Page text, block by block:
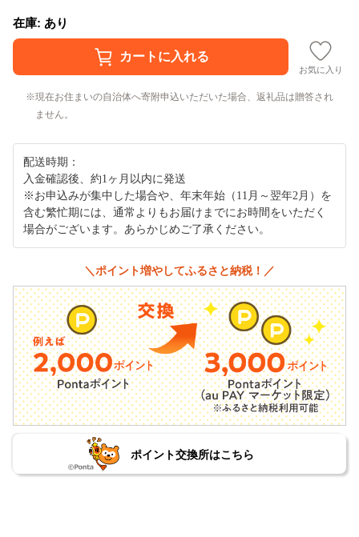
在庫: あり
お気に入り
現在お住まいの自治体へ寄附申込いただいた場合、返礼品は贈答され
ません。
配送時期：
入金確認後、約1ヶ月以内に発送
※お申込みが集中した場合や、年末年始（11月～翌年2月）を
含む繁忙期には、通常よりもお届けまでにお時間をいただく
場合がございます。あらかじめご了承ください。
＼ポイント増やしてふるさと納税！／
ポイント交換所はこちら